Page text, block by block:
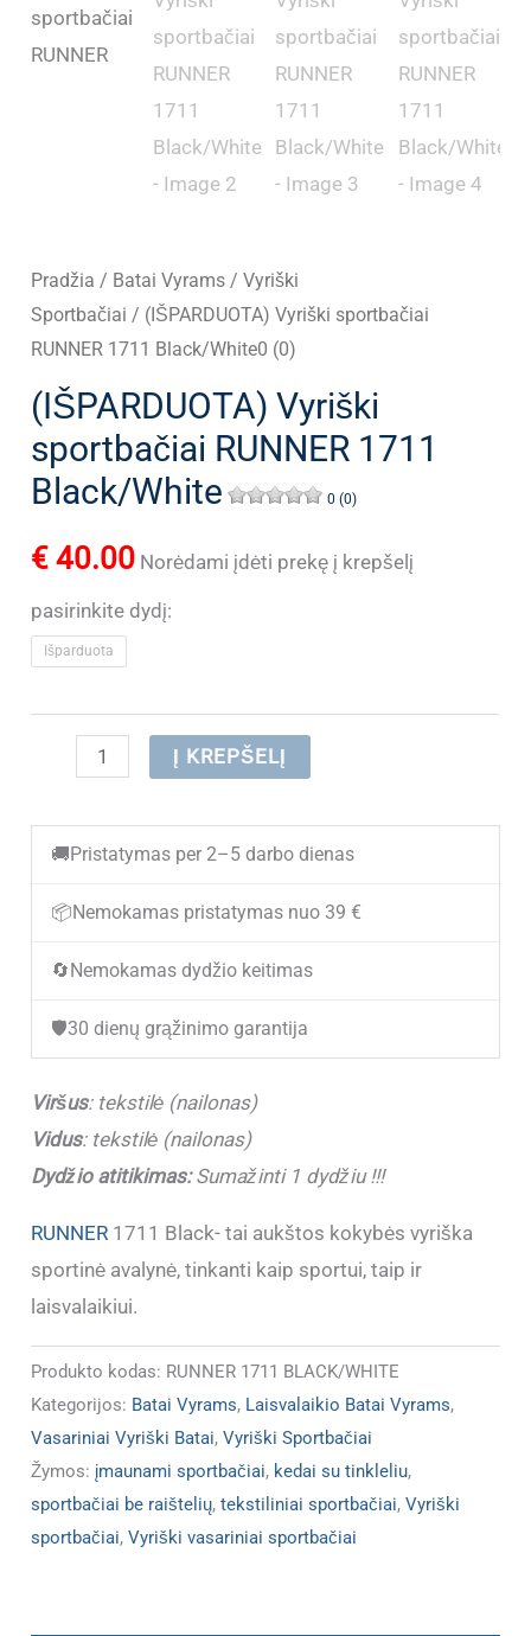
Pradžia / Batai Vyrams /Vyriški
Sportbačiai / (IŠPARDUOTA) Vyriški sportbačiai
RUNNER 1711 Black/White0 (0)
(IŠPARDUOTA) Vyriški
sportbačiai RUNNER 1711
Black/White
0 (0)
€ 40.00 Norėdami įdėti prekę į krepšelį
pasirinkite dydį:
Išparduota
produkto
(IŠPARDUOTA)
Vyriški
sportbačiai
1711
Į KREPŠELĮ
🚚Pristatymas per 2–5 darbo dienas
📦Nemokamas pristatymas nuo 39 €
🔄Nemokamas dydžio keitimas
🛡️30 dienų grąžinimo garantija
Viršus: tekstilė (nailonas)
Vidus: tekstilė (nailonas)
Dydžio atitikimas:Sumažinti 1 dydžiu !!!
RUNNER 1711 Black- tai aukštos kokybės vyriška
sportinė avalynė, tinkanti kaip sportui, taip ir
laisvalaikiui.
Produkto kodas: RUNNER 1711 BLACK/WHITE
Kategorijos: Batai Vyrams, Laisvalaikio Batai Vyrams,
Vasariniai Vyriški Batai,Vyriški Sportbačiai
Žymos: įmaunami sportbačiai, kedai su tinkleliu,
sportbačiai be raištelių,tekstiliniai sportbačiai,Vyriški
sportbačiai,Vyriški vasariniai sportbačiai